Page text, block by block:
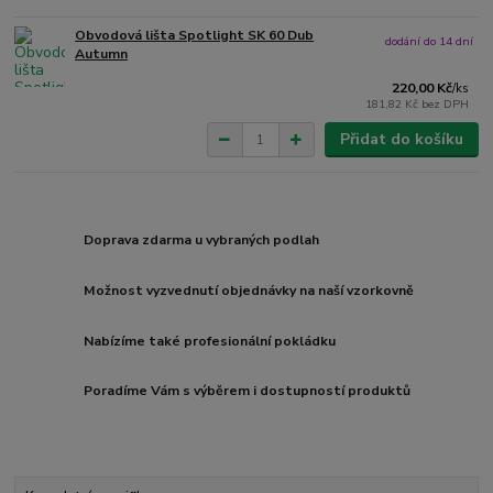
Obvodová lišta Spotlight SK 60 Dub
Autumn
220,00 Kč/ks
181,82 Kč bez DPH
dodání do 14 dní
Přidat do košíku
Doprava zdarma u vybraných podlah
Možnost vyzvednutí objednávky na naší vzorkovně
Nabízíme také profesionální pokládku
Poradíme Vám s výběrem i dostupností produktů